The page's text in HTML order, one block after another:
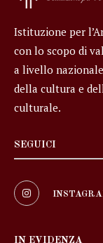
Istituzione per
con lo scopo di
a livello
della cultura e
culturale.
SEGUICI
IN EVIDENZA